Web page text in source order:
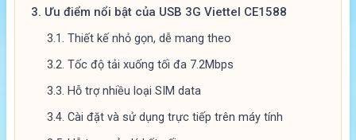
3. Ưu điểm nổi bật của USB 3G Viettel CE1588
3.1. Thiết kế nhỏ gọn, dễ mang theo
3.2. Tốc độ tải xuống tối đa 7.2Mbps
3.3. Hỗ trợ nhiều loại SIM data
3.4. Cài đặt và sử dụng trực tiếp trên máy tính